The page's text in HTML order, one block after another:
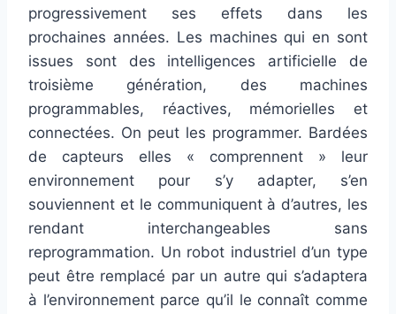
progressivement ses effets dans les
prochaines années. Les machines qui en sont
issues sont des intelligences artificielle de
troisième génération, des machines
programmables, réactives, mémorielles et
connectées. On peut les programmer. Bardées
de capteurs elles « comprennent » leur
environnement pour s’y adapter, s’en
souviennent et le communiquent à d’autres, les
rendant interchangeables sans
reprogrammation. Un robot industriel d’un type
peut être remplacé par un autre qui s’adaptera
à l’environnement parce qu’il le connaît comme